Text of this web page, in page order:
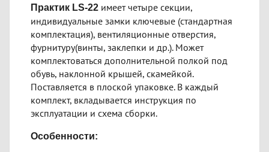
Практик LS-22 имеет четыре секции,
индивидуальные замки ключевые (стандартная
комплектация), вентиляционные отверстия,
фурнитуру(винты, заклепки и др.). Может
комплектоваться дополнительной полкой под
обувь, наклонной крышей, скамейкой.
Поставляется в плоской упаковке. В каждый
комплект, вкладывается инструкция по
эксплуатации и схема сборки.
Особенности: